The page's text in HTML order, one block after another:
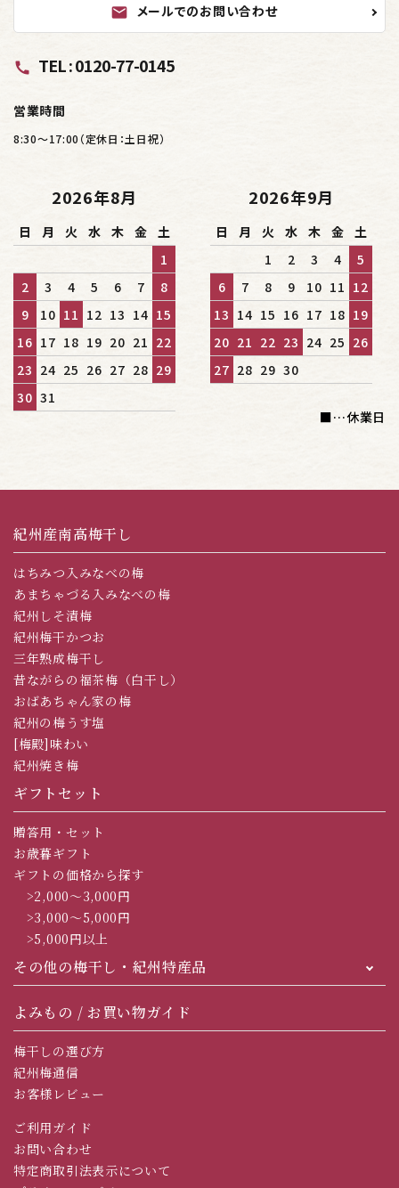
mail メールでのお問い合わせ
call TEL : 0120-77-0145
営業時間
8:30～17:00（定休日：土日祝）
2026年8月
日 月 火 水 木 金
土
1
2
3 4 5 6 7
8
9
10 11 12 13 14 15
16 17 18 19 20 21 22
23 24 25 26 27 28 29
30 31
2026年9月
日 月 火 水 木 金
土
1
2 3 4
5
6
7 8 9 10 11 12
13 14 15 16 17 18 19
20 21 22 23 24 25 26
27 28 29 30
■…休業日
紀州産南高梅干し
はちみつ入みなべの梅
あまちゃづる入みなべの梅
紀州しそ漬梅
紀州梅干かつお
三年熟成梅干し
昔ながらの福茶梅（白干し）
おばあちゃん家の梅
紀州の梅うす塩
[梅殿]味わい
紀州焼き梅
ギフトセット
贈答用・セット
お歳暮ギフト
ギフトの価格から探す
>2,000～3,000円
>3,000～5,000円
>5,000円以上
その他の梅干し・紀州特産品
よみもの / お買い物ガイド
梅干しの選び方
紀州梅通信
お客様レビュー
ご利用ガイド
お問い合わせ
特定商取引法表示について